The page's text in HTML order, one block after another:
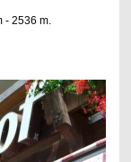
- 2536 m.